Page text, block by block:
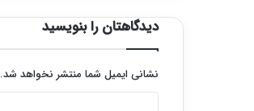
دیدگاهتان را بنویسید
نشانی ایمیل شما منتشر نخواهد شد.